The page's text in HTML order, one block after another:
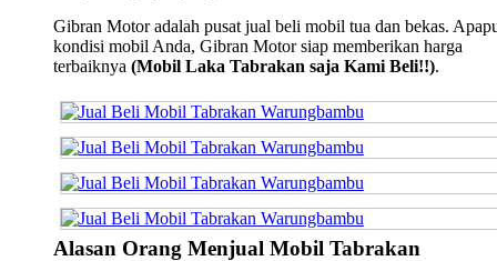
Gibran Motor adalah pusat jual beli mobil tua dan bekas.
kondisi mobil Anda, Gibran Motor siap memberikan harga
terbaiknya (Mobil Laka Tabrakan saja Kami Beli!!).
Alasan Orang Menjual Mobil Tabrakan